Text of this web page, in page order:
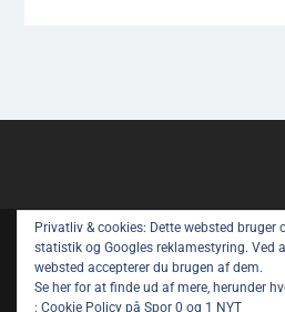
Copyright © All
Spor 1 Nyt – Youtube
Privatliv & cookies: Dette websted
statistik og Googles reklamestyring. Ved
websted accepterer du brugen af ​​dem.
Se her for at finde ud af mere, herunder
: Cookie Policy på Spor 0 og 1 NYT